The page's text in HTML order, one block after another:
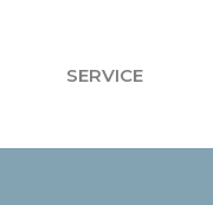
SERVICE